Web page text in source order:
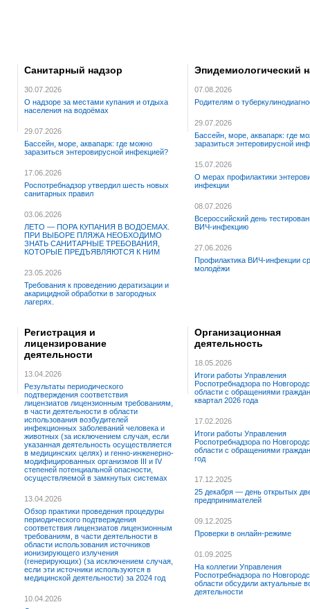
Санитарный надзор
30.07.2026
О надзоре за местами купания и отдыха
населения на водоёмах
29.07.2026
Бассейн, море, аквапарк: где можно
заразиться энтеровирусной инфекцией?
17.06.2026
Роспотребнадзор утвердил шесть новых
санитарных правил
03.06.2026
ЛЕТО — ПОРА КУПАНИЯ В ВОДОЕМАХ.
ПРИ ВЫБОРЕ ПЛЯЖА НЕОБХОДИМО
ЗНАТЬ САНИТАРНЫЕ ТРЕБОВАНИЯ,
КОТОРЫЕ ПРЕДЪЯВЛЯЮТСЯ К НИМ
23.05.2026
Требования к проведению дератизации и
акарицидной обработки в загородных
лагерях.
Эпидемиологический
07.08.2026
Родителям о
29.07.2026
Бассейн, море, аквапарк: где
заразиться энтеровирусной
15.07.2026
О мерах профилактики
инфекции
08.07.2026
Всероссийский день
ВИЧ-инфекцию
27.06.2026
Профилактика ВИЧ-инфекции
молодёжи
Регистрация и
лицензирование
деятельности
13.04.2026
Результаты периодического
подтверждения соответствия
лицензиатов лицензионным требованиям,
в части деятельности в области
использования возбудителей
инфекционных заболеваний человека и
животных (за исключением случая, если
указанная деятельность осуществляется
в медицинских целях) и генно-инженерно-
модифицированных организмов III и IV
степеней потенциальной опасности,
осуществляемой в замкнутых системах
13.04.2026
Обзор практики проведения процедуры
периодического подтверждения
соответствия лицензиатов лицензионным
требованиям, в части деятельности в
области использования источников
ионизирующего излучения
(генерирующих) (за исключением случая,
если эти источники используются в
медицинской деятельности) за 2024 год
10.04.2026
Организационная
деятельность
18.05.2026
Итоги работы Управления
Роспотребнадзора по
области с обращениями
квартал 2026 года
17.02.2026
Итоги работы Управления
Роспотребнадзора по
области с обращениями
год
17.12.2025
25 декабря — день открытых
предпринимателей
09.12.2025
Проверки в онлайн-режиме
01.09.2025
На коллегии Управления
Роспотребнадзора по
области обсудили актуальные
деятельности